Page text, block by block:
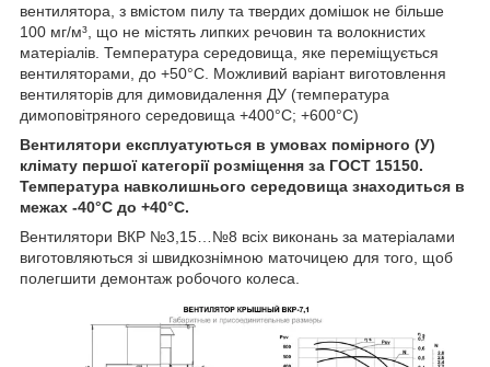
вентилятора, з вмістом пилу та твердих домішок не більше
100 мг/м³, що не містять липких речовин та волокнистих
матеріалів. Температура середовища, яке переміщується
вентиляторами, до +50°С. Можливий варіант виготовлення
вентиляторів для димовидалення ДУ (температура
димоповітряного середовища +400°С; +600°С)
Вентилятори експлуатуються в умовах помірного (У)
клімату першої категорії розміщення за ГОСТ 15150.
Температура навколишнього середовища знаходиться в
межах -40°С до +40°С.
Вентилятори ВКР №3,15…№8 всіх виконань за матеріалами
виготовляються зі швидкознімною маточицею для того, щоб
полегшити демонтаж робочого колеса.